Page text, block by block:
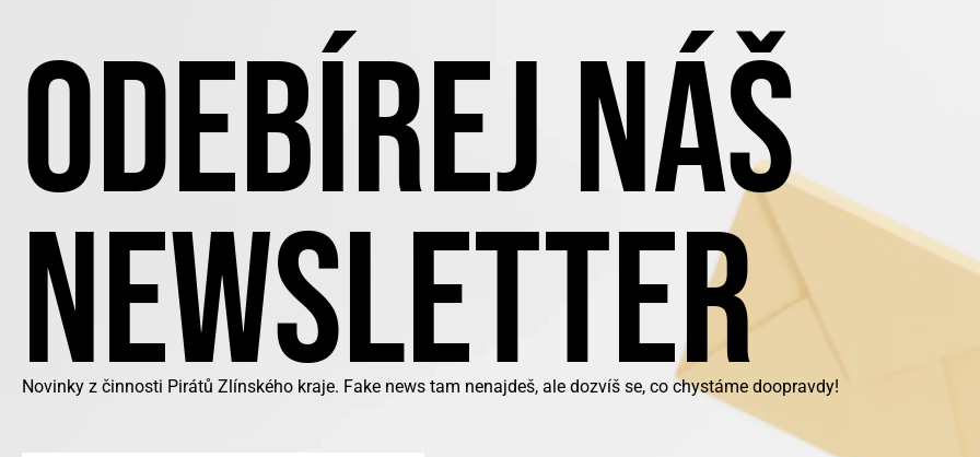
ODEBÍREJ NÁŠ
NEWSLETTER
Novinky z činnosti Pirátů Zlínského kraje. Fake news tam nenajdeš, ale dozvíš se, co chystáme doopravdy!